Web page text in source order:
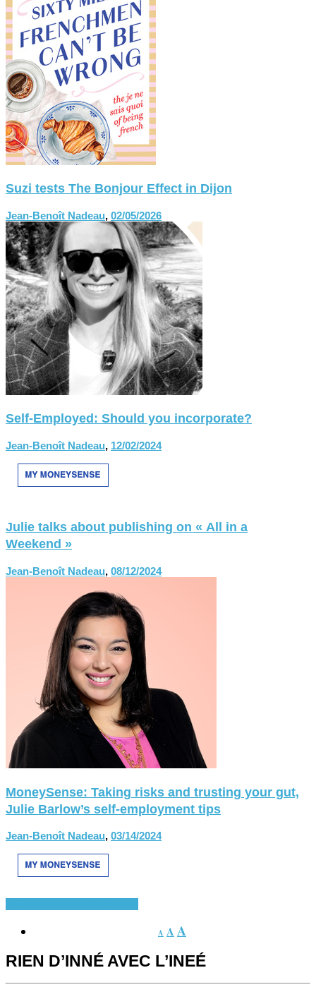
Suzi tests The Bonjour Effect in Dijon
Jean-Benoît Nadeau, 02/05/2026
Self-Employed: Should you incorporate?
Jean-Benoît Nadeau, 12/02/2024
Julie talks about publishing on « All in a
Weekend »
Jean-Benoît Nadeau, 08/12/2024
MoneySense: Taking risks and trusting your gut,
Julie Barlow’s self-employment tips
Jean-Benoît Nadeau, 03/14/2024
A AA
RIEN D’INNÉ AVEC L’INEÉ